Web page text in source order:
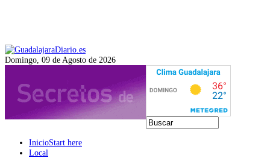
Domingo, 09 de Agosto de 2026
InicioStart here
Local